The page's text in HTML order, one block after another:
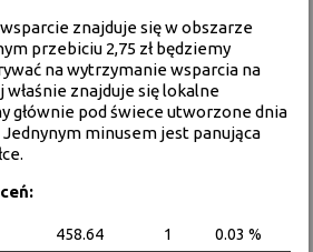
znajduje się w obszarze
przebiciu 2,75 zł będziemy
na wytrzymanie wsparcia na
właśnie znajduje się lokalne
głównie pod świece utworzone dnia
Jednynym minusem jest panująca
458.64 1
0.03 %